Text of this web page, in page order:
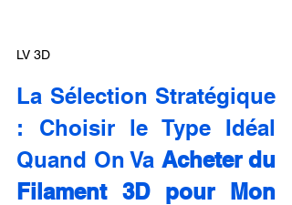
LV 3D
La Sélection Stratégique
: Choisir le Type Idéal
Quand On Va Acheter du
Filament 3D pour Mon